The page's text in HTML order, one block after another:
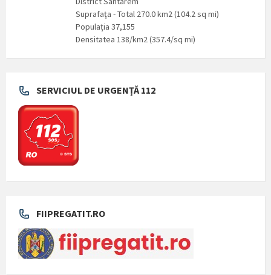
Suprafaţa - Total 270.0 km2 (104.2 sq mi)
Populaţia 37,155
Densitatea 138/km2 (357.4/sq mi)
SERVICIUL DE URGENȚĂ 112
FIIPREGATIT.RO